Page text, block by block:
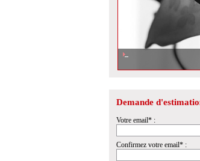
Demande
Votre email* :
Confirmez votre email* :